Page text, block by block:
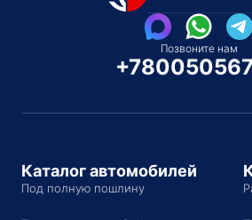
Позвоните нам
Каталог автомобилей
Под полную пошлину